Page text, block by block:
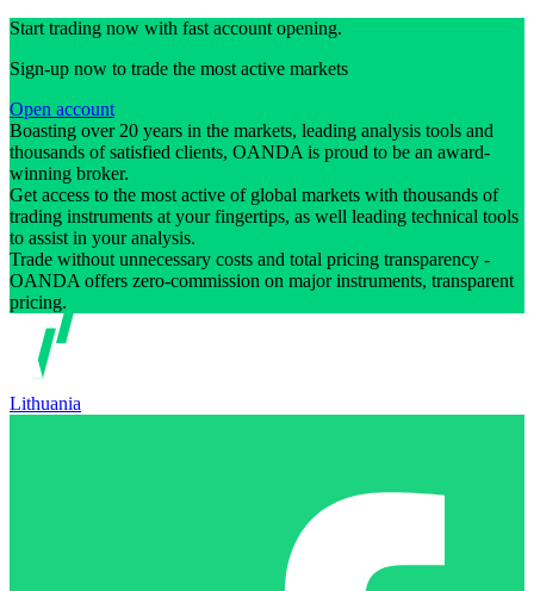
Start trading now with fast account opening.
Sign-up now to trade the most active markets
Open account
Boasting over 20 years in the markets, leading analysis tools and
thousands of satisfied clients, OANDA is proud to be an award-
winning broker.
Get access to the most active of global markets with thousands of
trading instruments at your fingertips, as well leading technical tools
to assist in your analysis.
Trade without unnecessary costs and total pricing transparency -
OANDA offers zero-commission on major instruments, transparent
pricing.
Lithuania